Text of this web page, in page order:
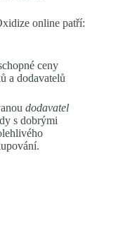
online patří:
ceny
a dodavatelů
dodavatel
s dobrými